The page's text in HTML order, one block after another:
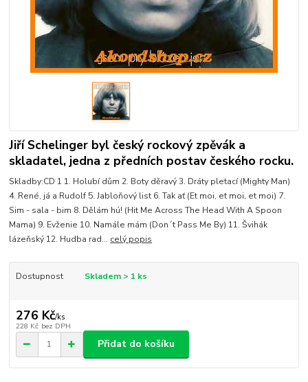
Jiří Schelinger byl český rockový zpěvák a
skladatel, jedna z předních postav českého rocku.
Skladby:CD 1 1. Holubí dům 2. Boty děravý 3. Dráty pletací (Mighty Man)
4. René, já a Rudolf 5. Jabloňový list 6. Tak ať (Et moi, et moi, et moi) 7.
Sim - sala - bim 8. Dělám hú! (Hit Me Across The Head With A Spoon
Mama) 9. Evženie 10. Namále mám (Don´t Pass Me By) 11. Švihák
lázeňský 12. Hudba rad... celý popis
Dostupnost Skladem > 1 ks
276 Kč/ks
228 Kč bez DPH
Přidat do košíku